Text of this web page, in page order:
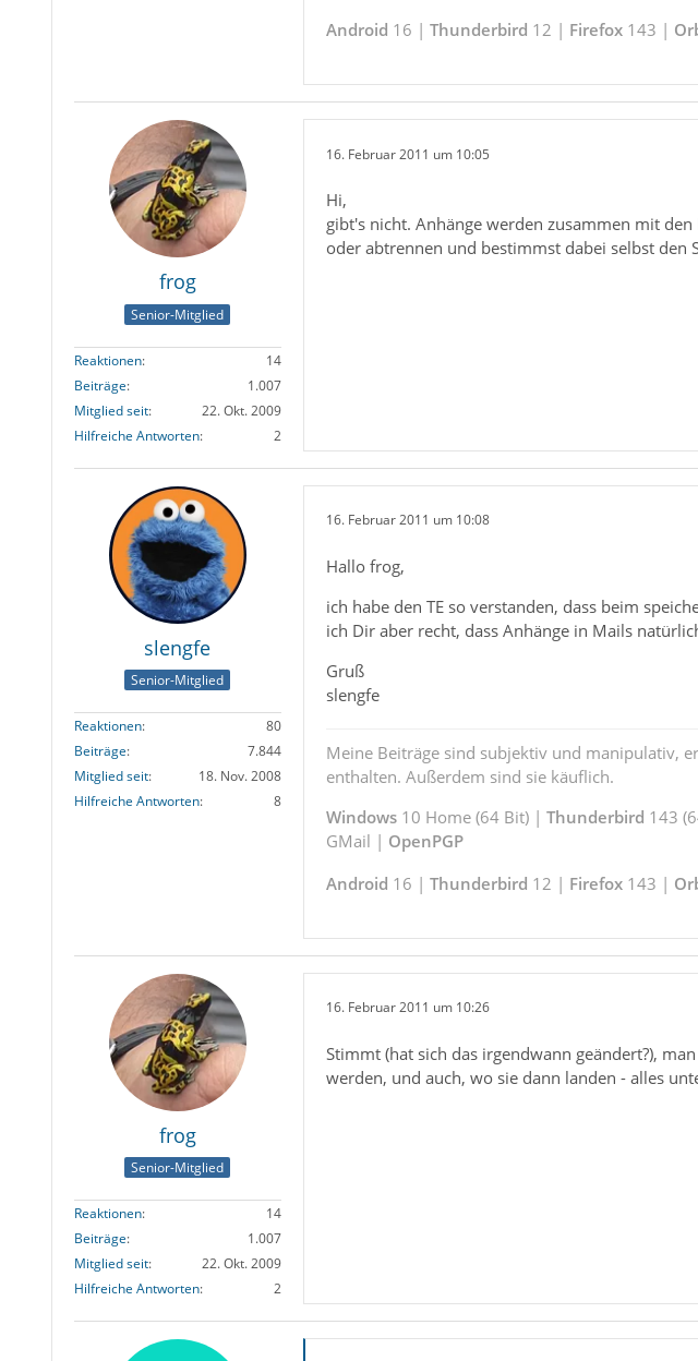
Android 16 | Thunderbird 12 | Firefox143 |
frog
Senior-Mitglied
Reaktionen
14
Beiträge
1.007
Mitglied seit
22. Okt. 2009
Hilfreiche Antworten
2
16. Februar 2011 um 10:05
Hi,
gibt's nicht. Anhänge werden zusammen mit
oder abtrennen und bestimmst dabei selbst den
slengfe
Senior-Mitglied
Reaktionen
80
Beiträge
7.844
Mitglied seit
18. Nov. 2008
Hilfreiche Antworten
8
16. Februar 2011 um 10:08
Hallo frog,
ich habe den TE so verstanden, dass beim
ich Dir aber recht, dass Anhänge in Mails
Gruß
slengfe
Meine Beiträge sind subjektiv und manipulativ,
enthalten. Außerdem sind sie käuflich.
Windows10 Home (64 Bit) | Thunderbird 143
GMail | OpenPGP
Android 16 | Thunderbird 12 | Firefox143 |
frog
Senior-Mitglied
Reaktionen
14
Beiträge
1.007
Mitglied seit
22. Okt. 2009
Hilfreiche Antworten
2
16. Februar 2011 um 10:26
Stimmt (hat sich das irgendwann geändert?),
werden, und auch, wo sie dann landen - alles